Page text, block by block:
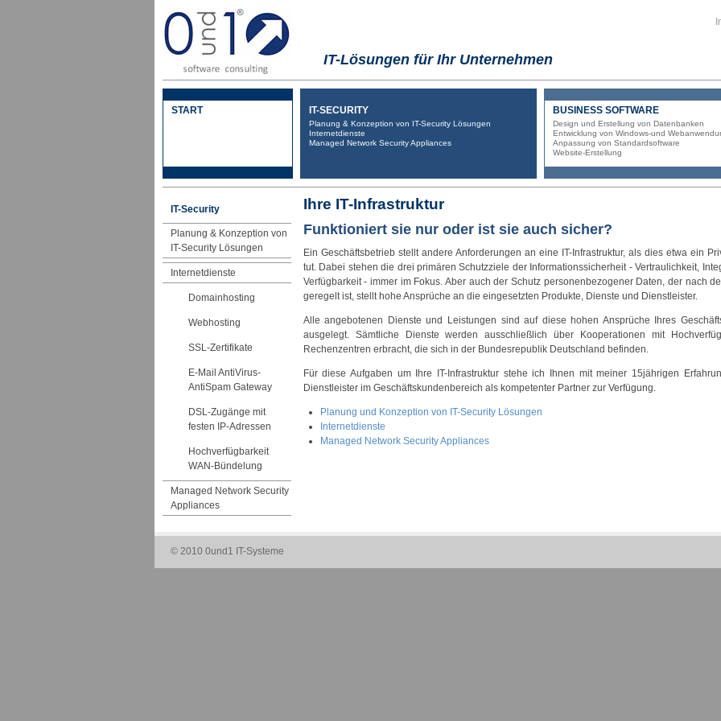
IT-Lösungen für Ihr Unternehmen
START IT-SECURITY
Planung & Konzeption von IT-Security Lösungen
Internetdienste
Managed Network Security Appliances
BUSINESS SOFTWARE
Design und Erstellung von Datenbanken
Entwicklung von Windows-und
Anpassung von Standardsoftware
Website-Erstellung
IT-Security
Planung & Konzeption von
IT-Security Lösungen
Internetdienste
Domainhosting
Webhosting
SSL-Zertifikate
E-Mail AntiVirus-
AntiSpam Gateway
DSL-Zugänge mit
festen IP-Adressen
Hochverfügbarkeit
WAN-Bündelung
Managed Network Security
Appliances
Ihre IT-Infrastruktur
Funktioniert sie nur oder ist sie auch sicher?
Ein Geschäftsbetrieb stellt andere Anforderungen an eine IT-Infrastruktur, als dies etwa ein
tut. Dabei stehen die drei primären Schutzziele der Informationssicherheit - Vertraulichkeit,
Verfügbarkeit - immer im Fokus. Aber auch der Schutz personenbezogener Daten, der nach
geregelt ist, stellt hohe Ansprüche an die eingesetzten Produkte, Dienste und Dienstleister.
Alle angebotenen Dienste und Leistungen sind auf diese hohen Ansprüche Ihres
ausgelegt. Sämtliche Dienste werden ausschließlich über Kooperationen mit
Rechenzentren erbracht, die sich in der Bundesrepublik Deutschland befinden.
Für diese Aufgaben um Ihre IT-Infrastruktur stehe ich Ihnen mit meiner 15jährigen
Dienstleister im Geschäftskundenbereich als kompetenter Partner zur Verfügung.
Planung und Konzeption von IT-Security Lösungen
Internetdienste
Managed Network Security Appliances
© 2010 0und1 IT-Systeme